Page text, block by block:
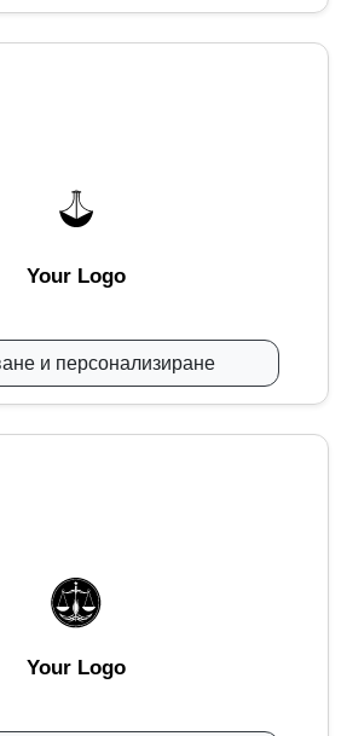
Your Logo
и персонализиране
Your Logo